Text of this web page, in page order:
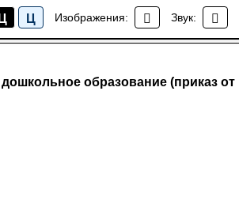
Ц Ц Изображения: Звук:
ФГОСЫ
образование (приказ от